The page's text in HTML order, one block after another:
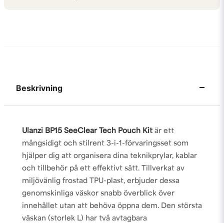
Beskrivning
Ulanzi BP15 SeeClear Tech Pouch Kit är ett
mångsidigt och stilrent 3-i-1-förvaringsset som
hjälper dig att organisera dina teknikprylar, kablar
och tillbehör på ett effektivt sätt. Tillverkat av
miljövänlig frostad TPU-plast, erbjuder dessa
genomskinliga väskor snabb överblick över
innehållet utan att behöva öppna dem. Den största
väskan (storlek L) har två avtagbara